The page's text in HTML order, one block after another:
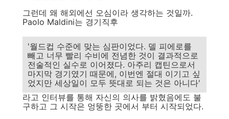
그런데 왜 해외에선 오심이라 생각하는 것일까.
Paolo Maldini는 경기직후
'월드컵 수준에 맞는 심판이었다. 델 피에로를
빼고 너무 빨리 수비에 전념한 것이 결과적으로
전술적인 실수로 이어졌다. 아주리 캡틴으로서
마지막 경기였기 때문에, 이번엔 절대 이기고 싶
었지만 세상일이 모두 뜻대로 되는 것은 아니다'
라고 인터뷰를 통해 자신의 의사를 밝혔음에도 불
구하고 그 시작은 엉뚱한 곳에서 부터 시작되었다.